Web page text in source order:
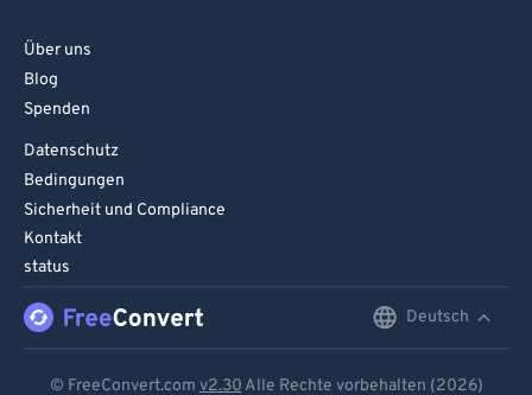
Über uns
Blog
Spenden
Datenschutz
Bedingungen
Sicherheit und Compliance
Kontakt
status
Deutsch
© FreeConvert.com v2.30 Alle Rechte vorbehalten (2026)